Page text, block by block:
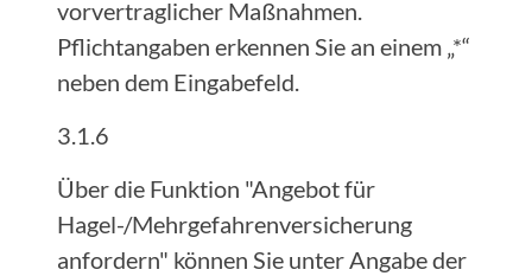
vorvertraglicher Maßnahmen.
Pflichtangaben erkennen Sie an einem „*“
neben dem Eingabefeld.
3.1.6
Über die Funktion "Angebot für
Hagel-/Mehrgefahrenversicherung
anfordern" können Sie unter Angabe der